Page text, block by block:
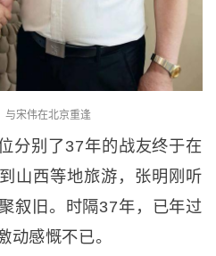
与宋伟在北京重逢
分别了37年的战友终于在
山西等地旅游，张明刚听
叙旧。时隔37年，已年过
动感慨不已。